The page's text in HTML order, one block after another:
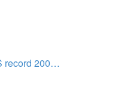
record 200…